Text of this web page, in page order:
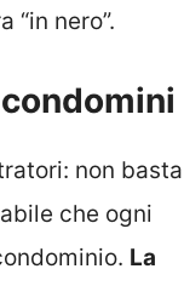
nero”.
non basta
che ogni
La